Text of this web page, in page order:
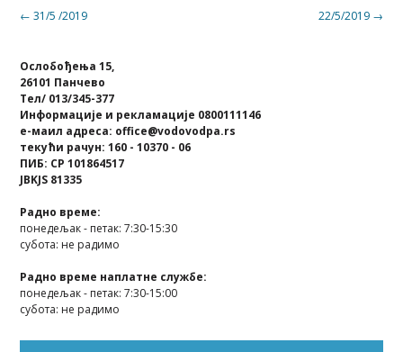
Post 22/5/2019 →
← 31/5 /2019
Ослобођења 15,
26101 Панчево
Тел/ 013/345-377
Информације и рекламације 0800111146
е-маил адреса: office@vodovodpa.rs
текући рачун: 160 - 10370 - 06
ПИБ: СР 101864517
JBKJS 81335
Радно време:
понедељак - петак: 7:30-15:30
субота: не радимо
Радно време наплатне службе:
понедељак - петак: 7:30-15:00
субота: не радимо